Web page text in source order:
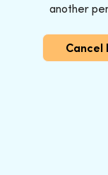
another
Cancel